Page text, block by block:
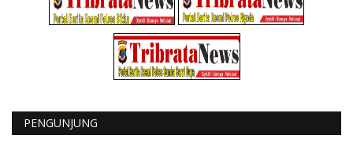
PENGUNJUNG